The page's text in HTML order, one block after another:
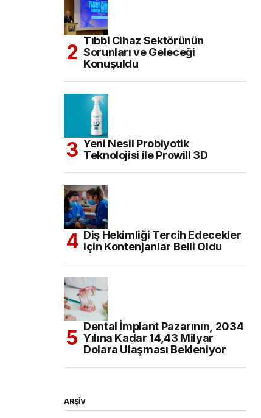
Tıbbi Cihaz Sektörünün
Sorunları ve Geleceği
Konuşuldu
Yeni Nesil Probiyotik
Teknolojisi ile Prowill 3D
Diş Hekimliği Tercih Edecekler
için Kontenjanlar Belli Oldu
Dental İmplant Pazarının, 2034
Yılına Kadar 14,43 Milyar
Dolara Ulaşması Bekleniyor
ARŞİV